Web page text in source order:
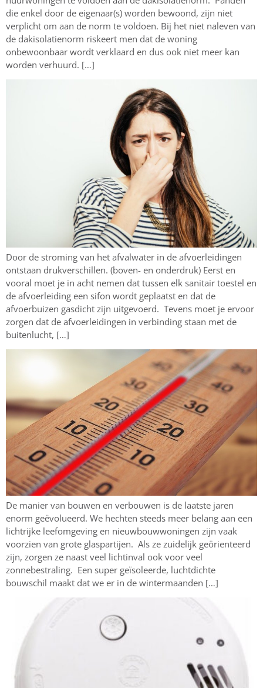
die enkel door de eigenaar(s) worden bewoond, zijn niet
verplicht om aan de norm te voldoen. Bij het niet naleven van
de dakisolatienorm riskeert men dat de woning
onbewoonbaar wordt verklaard en dus ook niet meer kan
worden verhuurd. […]
Door de stroming van het afvalwater in de afvoerleidingen
ontstaan drukverschillen. (boven- en onderdruk) Eerst en
vooral moet je in acht nemen dat tussen elk sanitair toestel en
de afvoerleiding een sifon wordt geplaatst en dat de
afvoerbuizen gasdicht zijn uitgevoerd. Tevens moet je ervoor
zorgen dat de afvoerleidingen in verbinding staan met de
buitenlucht, […]
De manier van bouwen en verbouwen is de laatste jaren
enorm geëvolueerd. We hechten steeds meer belang aan een
lichtrijke leefomgeving en nieuwbouwwoningen zijn vaak
voorzien van grote glaspartijen. Als ze zuidelijk geörienteerd
zijn, zorgen ze naast veel lichtinval ook voor veel
zonnebestraling. Een super geïsoleerde, luchtdichte
bouwschil maakt dat we er in de wintermaanden […]